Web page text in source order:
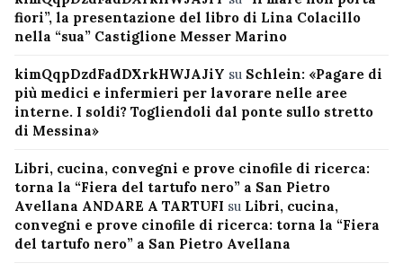
fiori”, la presentazione del libro di Lina Colacillo
nella “sua” Castiglione Messer Marino
kimQqpDzdFadDXrkHWJAJiY su Schlein: «Pagare di
più medici e infermieri per lavorare nelle aree
interne. I soldi? Togliendoli dal ponte sullo stretto
di Messina»
Libri, cucina, convegni e prove cinofile di ricerca:
torna la “Fiera del tartufo nero” a San Pietro
Avellana ANDARE A TARTUFI su Libri, cucina,
convegni e prove cinofile di ricerca: torna la “Fiera
del tartufo nero” a San Pietro Avellana